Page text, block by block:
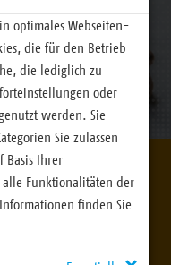
Ein
optimales Webseiten-
die für den Betrieb
die lediglich zu
oder
werden. Sie
Sie zulassen
Basis Ihrer
Funktionalitäten der
finden Sie